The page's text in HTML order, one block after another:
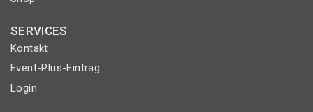
SERVICES
Kontakt
Event-Plus-Eintrag
Login